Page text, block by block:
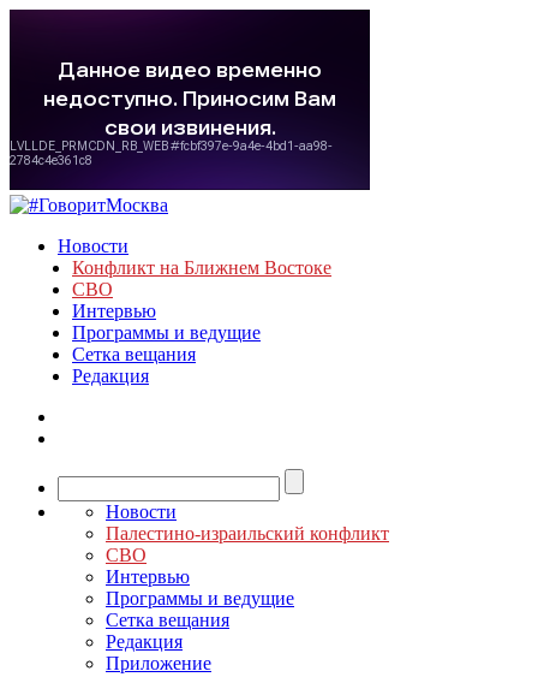
Новости
Конфликт на Ближнем Востоке
СВО
Интервью
Программы и ведущие
Сетка вещания
Редакция
Новости
Палестино-израильский конфликт
СВО
Интервью
Программы и ведущие
Сетка вещания
Редакция
Приложение